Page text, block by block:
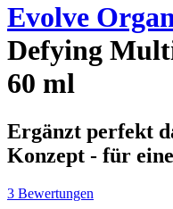
Evolve
Defying
60 ml
Ergänzt perfekt
Konzept - für
3 Bewertungen